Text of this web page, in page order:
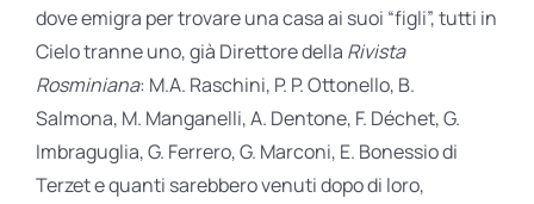
dove emigra per trovare una casa ai suoi “figli”, tutti in
Cielo tranne uno, già Direttore della Rivista
Rosminiana: M.A. Raschini, P. P. Ottonello, B.
Salmona, M. Manganelli, A. Dentone, F. Déchet, G.
Imbraguglia, G. Ferrero, G. Marconi, E. Bonessio di
Terzet e quanti sarebbero venuti dopo di loro,